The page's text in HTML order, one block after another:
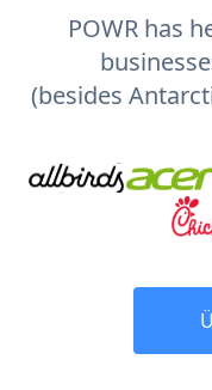
POWR has
(besides